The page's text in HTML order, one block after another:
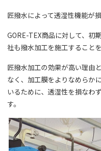
匠撥水によって透湿性機能が
GORE-TEX商品に対して、初
社も撥水加工を施工すること
匠撥水加工の効果が高い理由
なく、加工膜をよりなめらか
いるために、透湿性を損なわ
す。